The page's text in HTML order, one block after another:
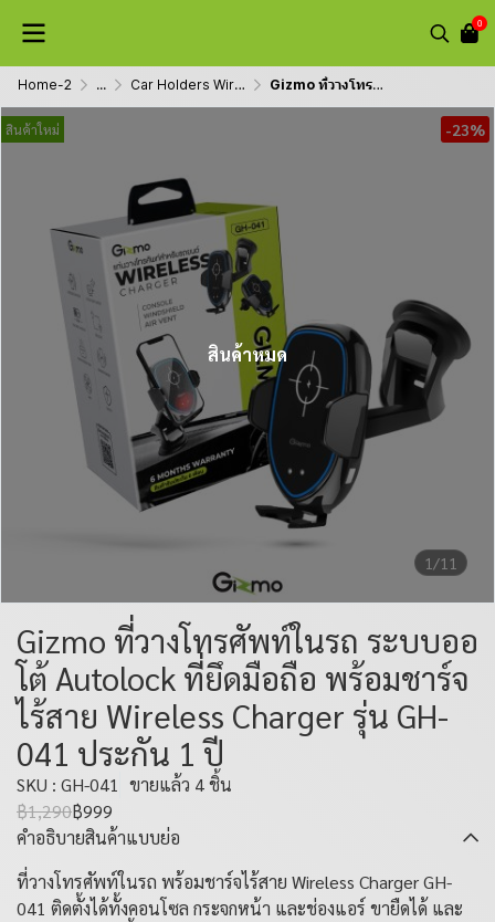
0
Home-2 ... Car Holders Wireless Charger Gizmo ที่วางโทรศัพท์ในรถ ระบบออโต้ Autolock ที่ยึดมือถือ พร้อมชาร์จไร้สาย Wireless Charger รุ่น GH-041 ประกัน 1 ปี
1/11
สินค้าใหม่ -23%
สินค้าหมด
Gizmo ที่วางโทรศัพท์ในรถ ระบบออ
โต้ Autolock ที่ยึดมือถือ พร้อมชาร์จ
ไร้สาย Wireless Charger รุ่น GH-
041 ประกัน 1 ปี
SKU : GH-041
ขายแล้ว 4 ชิ้น
฿1,290฿999
คำอธิบายสินค้าแบบย่อ
ที่วางโทรศัพท์ในรถ พร้อมชาร์จไร้สาย Wireless Charger GH-
041 ติดตั้งได้ทั้งคอนโซล กระจกหน้า และช่องแอร์ ขายืดได้ และ